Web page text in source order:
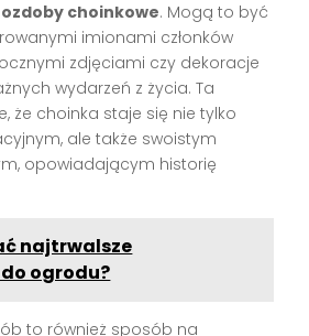
choinkowe. Mogą to być
imionami członków
zdjęciami czy dekoracje
wydarzeń z życia. Ta
że choinka staje się nie tylko
ale także swoistym
opowiadającym historię
najtrwalsze
ogrodu?
to również sposób na